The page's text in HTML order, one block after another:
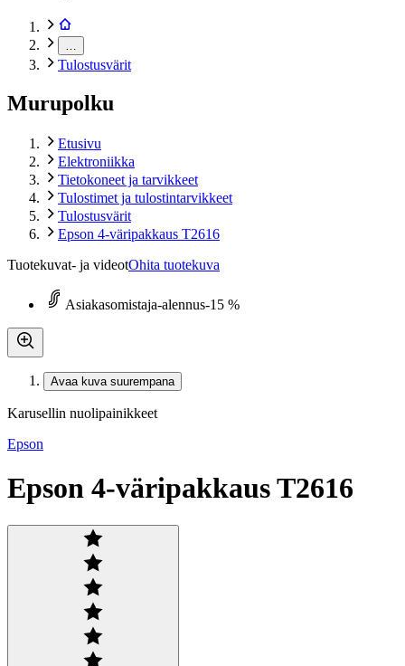
Tulostusvärit
Murupolku
Etusivu
Elektroniikka
Tietokoneet ja tarvikkeet
Tulostimet ja tulostintarvikkeet
Tulostusvärit
Epson 4-väripakkaus T2616
Tuotekuvat- ja videotOhita tuotekuva
Asiakasomistaja-alennus-15 %
Avaa kuva suurempana
Karusellin nuolipainikkeet
Epson
Epson 4-väripakkaus T2616